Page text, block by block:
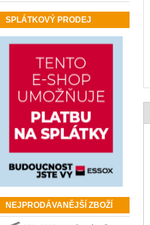
0100263S
plochý klíč vyhnutý 80 mm
SPLÁTKOVÝ PRODEJ
NEJPRODÁVANĚJŠÍ ZBOŽÍ